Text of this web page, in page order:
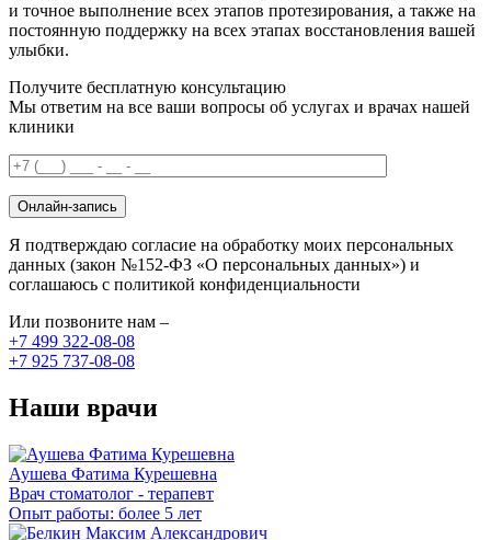
и точное выполнение всех этапов протезирования, а также на
постоянную поддержку на всех этапах восстановления вашей
улыбки.
Получите бесплатную консультацию
Мы ответим на все ваши вопросы об услугах и врачах нашей
клиники
Онлайн-запись
Я подтверждаю согласие на обработку моих персональных
данных (закон №152-ФЗ «О персональных данных») и
соглашаюсь с политикой конфиденциальности
Или позвоните нам –
+7 499 322-08-08
+7 925 737-08-08
Наши врачи
Аушева Фатима Курешевна
Врач стоматолог - терапевт
Опыт работы: более 5 лет